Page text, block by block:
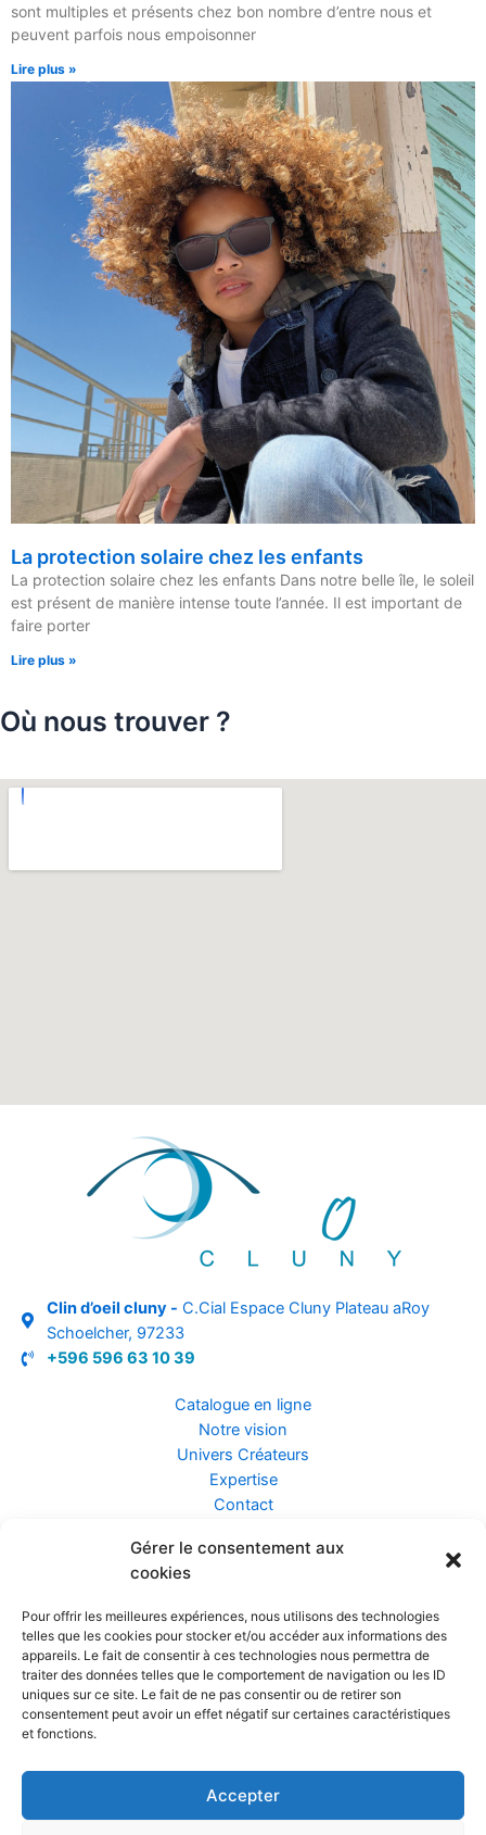
Gérer le consentement aux
cookies
Pour offrir les meilleures expériences, nous utilisons des technologies
telles que les cookies pour stocker et/ou accéder aux informations des
appareils. Le fait de consentir à ces technologies nous permettra de
traiter des données telles que le comportement de navigation ou les ID
uniques sur ce site. Le fait de ne pas consentir ou de retirer son
consentement peut avoir un effet négatif sur certaines caractéristiques
et fonctions.
Accepter
sont multiples et présents chez bon nombre d’entre nous et
peuvent parfois nous empoisonner
Lire plus »
La protection solaire chez les enfants
La protection solaire chez les enfants Dans notre belle île, le soleil
est présent de manière intense toute l’année. Il est important de
faire porter
Lire plus »
Où nous trouver ?
Clin d’oeil cluny - C.Cial Espace Cluny Plateau aRoy
Schoelcher, 97233
+596 596 63 10 39
Catalogue en ligne
Notre vision
Univers Créateurs
Expertise
Contact
Assurance ZEN
Confidentialité et Données
Conditions Générales de Vente